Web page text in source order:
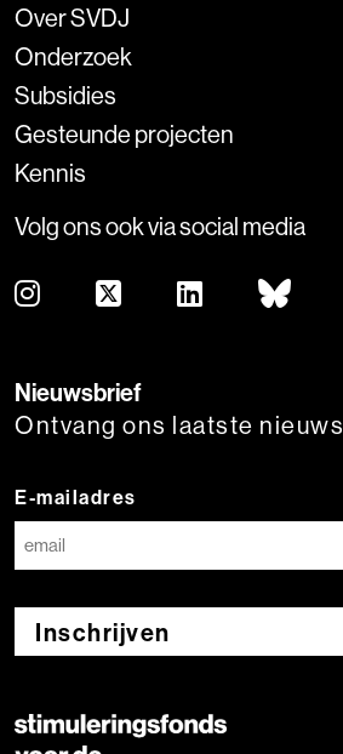
Over SVDJ
Onderzoek
Subsidies
Gesteunde projecten
Kennis
Volg ons ook via social media
Nieuwsbrief
Ontvang ons laatste nieuws
E-mailadres
Inschrijven